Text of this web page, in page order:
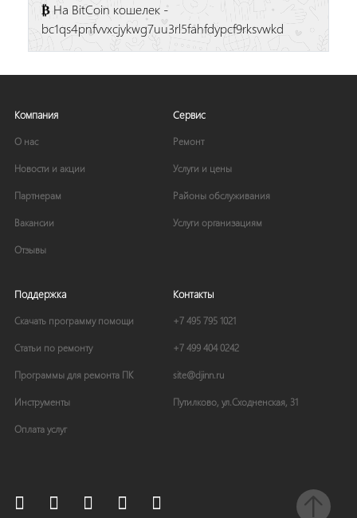
₿ На BitCoin кошелек -
bc1qs4pnfvvxcjykwg7uu3rl5fahfdypcf9rksvwkd
Компания
О нас
Новости и акции
Партнерам
Вакансии
Отзывы
Сервис
Ремонт
Услуги и цены
Районы обслуживания
Услуги организациям
Поддержка
Скачать программу помощи
Статьи по ремонту
Программы для ремонта ПК
Инструменты
Оплата услуг
Контакты
+7 495 795 1021
+7 499 404 0242
site@djinn.ru
Путилково, ул.Сходненская, 31
 